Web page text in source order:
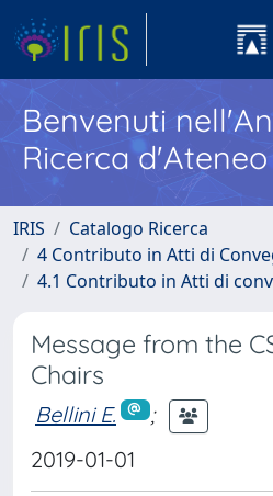
Benvenuti
Ricerca d'Ateneo
IRIS
Catalogo Ricerca
4 Contributo in Atti di
4.1 Contributo in Atti di
Message from the
Chairs
Bellini E.
;
2019-01-01